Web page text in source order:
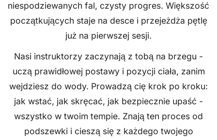
niespodziewanych fal, czysty progres. Większość
początkujących staje na desce i przejeżdża pętlę
już na pierwszej sesji.
Nasi instruktorzy zaczynają z tobą na brzegu -
uczą prawidłowej postawy i pozycji ciała, zanim
wejdziesz do wody. Prowadzą cię krok po kroku:
jak wstać, jak skręcać, jak bezpiecznie upaść -
wszystko w twoim tempie. Znają ten proces od
podszewki i cieszą się z każdego twojego